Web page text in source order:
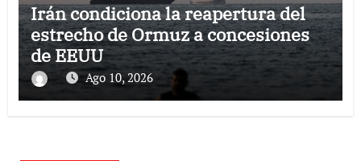
Irán condiciona la reapertura del
estrecho de Ormuz a concesiones
de EEUU
Ago 10, 2026